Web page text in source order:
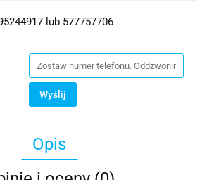
lub 577757706
Wyślij
Opis